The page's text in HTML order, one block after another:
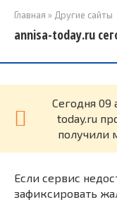
Главная » Другие сайты
annisa-today.ru
Cегодня 09
today.ru
получили
Если сервис
зафиксировать